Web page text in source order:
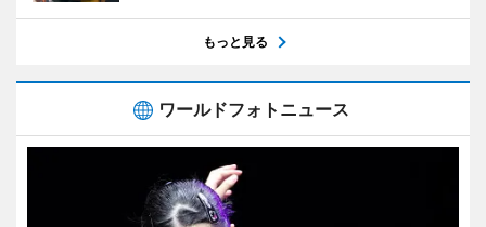
もっと見る
ワールドフォトニュース